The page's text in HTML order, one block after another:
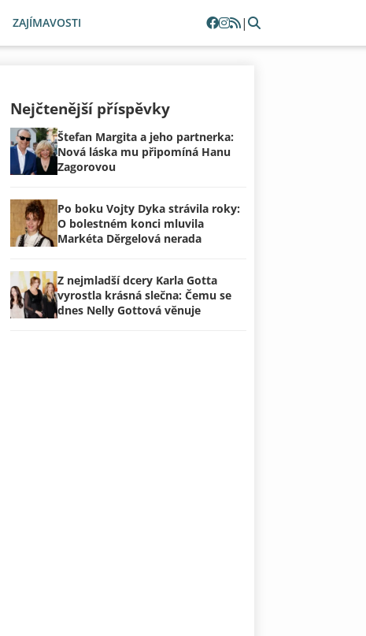
ZAJÍMAVOSTI |
Nejčtenější příspěvky
Štefan Margita a jeho partnerka:
Nová láska mu připomíná Hanu
Zagorovou
Po boku Vojty Dyka strávila roky:
O bolestném konci mluvila
Markéta Děrgelová nerada
Z nejmladší dcery Karla Gotta
vyrostla krásná slečna: Čemu se
dnes Nelly Gottová věnuje